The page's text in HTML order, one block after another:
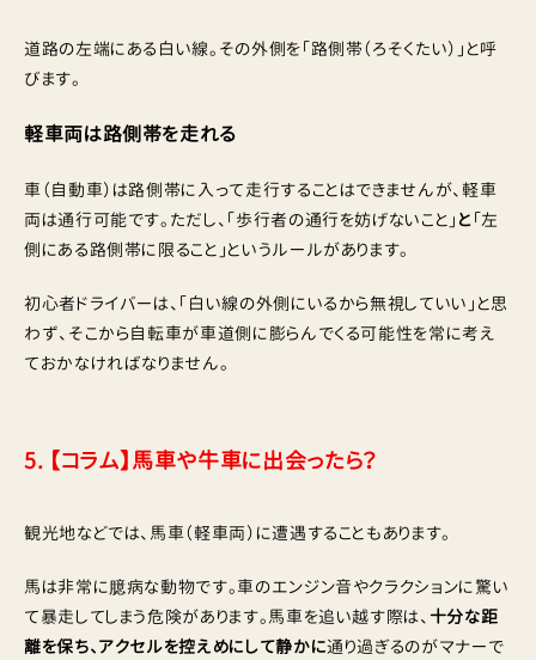
道路の左端にある白い線。その外側を「路側帯（ろそくたい）」と呼
びます。
軽車両は路側帯を走れる
車（自動車）は路側帯に入って走行することはできませんが、軽車
両は通行可能です。ただし、「歩行者の通行を妨げないこと」 と「左
側にある路側帯に限ること」というルールがあります。
初心者ドライバーは、「白い線の外側にいるから無視していい」と思
わず、そこから自転車が車道側に膨らんでくる可能性を常に考え
ておかなければなりません。
5. 【コラム】馬車や牛車に出会ったら？
観光地などでは、馬車（軽車両）に遭遇することもあります。
馬は非常に臆病な動物です。車のエンジン音やクラクションに驚い
て暴走してしまう危険があります。馬車を追い越す際は、 十分な距
離を保ち、アクセルを控えめにして静かに通り過ぎるのがマナーで